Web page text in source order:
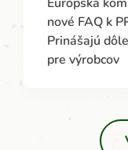
nové FAQ k
Prinášajú
pre výrobcov